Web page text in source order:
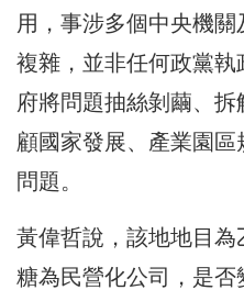
用，事涉多個中央機
複雜，並非任何政黨
府將問題抽絲剝繭、
顧國家發展、產業園
問題。
黃偉哲說，該地地目
糖為民營化公司，是